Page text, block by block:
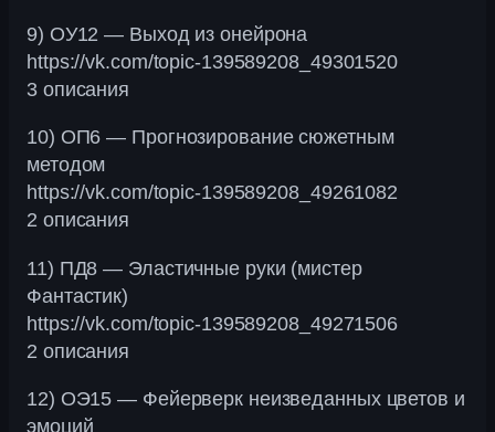
9) ОУ12 — Выход из онейрона
https://vk.com/topic-139589208_49301520
3 описания
10) ОП6 — Прогнозирование сюжетным
методом
https://vk.com/topic-139589208_49261082
2 описания
11) ПД8 — Эластичные руки (мистер
Фантастик)
https://vk.com/topic-139589208_49271506
2 описания
12) ОЭ15 — Фейерверк неизведанных цветов и
эмоций